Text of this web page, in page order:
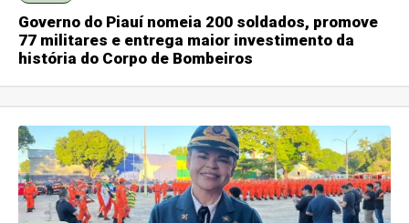
Governo do Piauí nomeia 200 soldados, promove
77 militares e entrega maior investimento da
história do Corpo de Bombeiros